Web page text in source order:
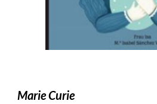
Marie Curie